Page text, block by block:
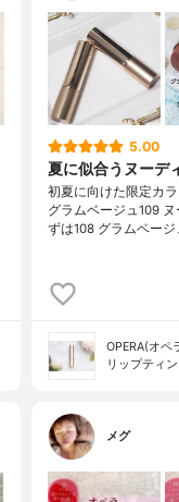
5.00
夏に似合うヌーデ
初夏に向けた限定カ
グラムベージュ109
ずは108 グラムベー
OPERA(オペ
リップティ
メグ